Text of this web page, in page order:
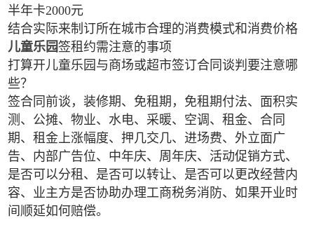
半年卡2000元
结合实际来制订所在城市合理的消费模式和消费价格
儿童乐园签租约需注意的事项
打算开儿童乐园与商场或超市签订合同谈判要注意哪
些？
签合同前谈，装修期、免租期，免租期付法、面积实
测、公摊、物业、水电、采暖、空调、租金、合同
期、租金上涨幅度、押几交几、进场费、外立面广
告、内部广告位、中年庆、周年庆、活动促销方式、
是否可以分租、是否可以转让、是否可以更改经营内
容、业主方是否协助办理工商税务消防、如果开业时
间顺延如何赔偿。